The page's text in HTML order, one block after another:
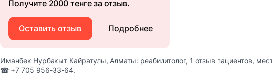
Получите 2000 тенге за отзыв.
Оставить отзыв Подробнее
Иманбек Нурбакыт Кайратулы, Алматы: реабилитолог, 1 отзыв пациентов,
☎ +7 705 956-33-64.